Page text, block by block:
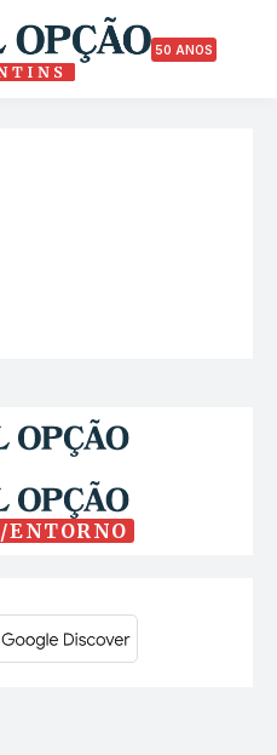
50 ANOS